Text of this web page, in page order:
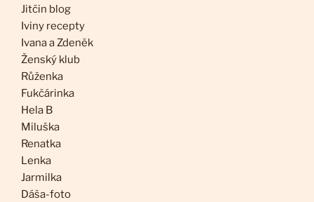
Jitčin blog
Iviny recepty
Ivana a Zdeněk
Ženský klub
Růženka
Fukčárinka
Hela B
Miluška
Renatka
Lenka
Jarmilka
Dáša-foto